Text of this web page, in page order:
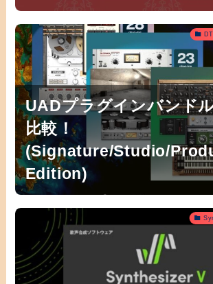
UADプラグインバンド
比較！
(Signature/Studio/
Edition)